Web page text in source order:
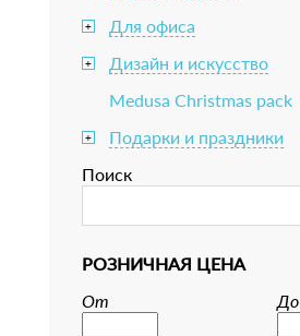
+ Для офиса
+
Дизайн и искусство
Medusa Christmas pack
+
Подарки и праздники
Поиск
РОЗНИЧНАЯ ЦЕНА
От
До